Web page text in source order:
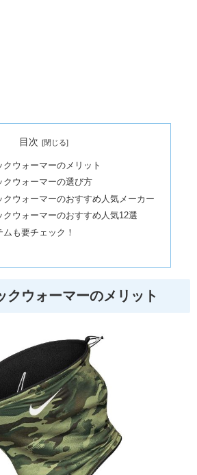
目次
クウォーマーのメリット
クウォーマーの選び方
クウォーマーのおすすめ人気メーカー
クウォーマーのおすすめ人気12選
も要チェック！
クウォーマーのメリット